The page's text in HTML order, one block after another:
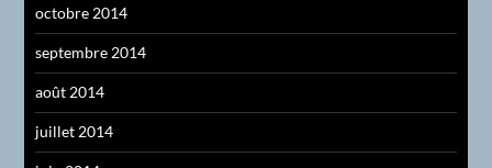
octobre 2014
septembre 2014
août 2014
juillet 2014